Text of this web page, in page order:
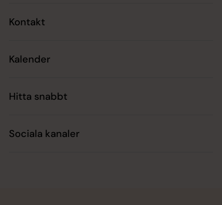
Kontakt
Kalender
Hitta snabbt
Sociala kanaler